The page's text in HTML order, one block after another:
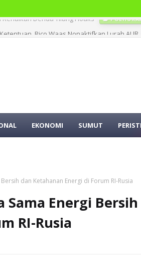
Rico Waas Nonaktifkan Lurah AUR
EKONOMI SUMUT
dan Ketahanan Energi di Forum RI-Rusia
Sama Energi
RI-Rusia